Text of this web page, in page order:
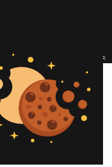
Défiler vers le haut